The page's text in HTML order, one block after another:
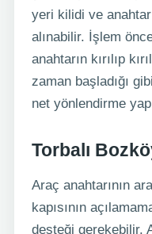
yeri kilidi ve
alınabilir. İşlem
anahtarın kırılıp
zaman başladığı
net yönlendirme
Torbalı
Araç anahtarının
kapısının
desteği gerekebilir.